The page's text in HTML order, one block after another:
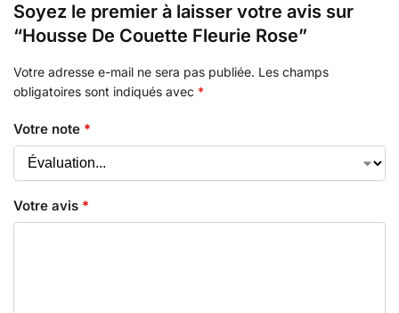
Soyez le premier à laisser votre avis sur
“Housse De Couette Fleurie Rose”
Votre adresse e-mail ne sera pas publiée. Les champs
obligatoires sont indiqués avec *
Votre note *
Votre avis *